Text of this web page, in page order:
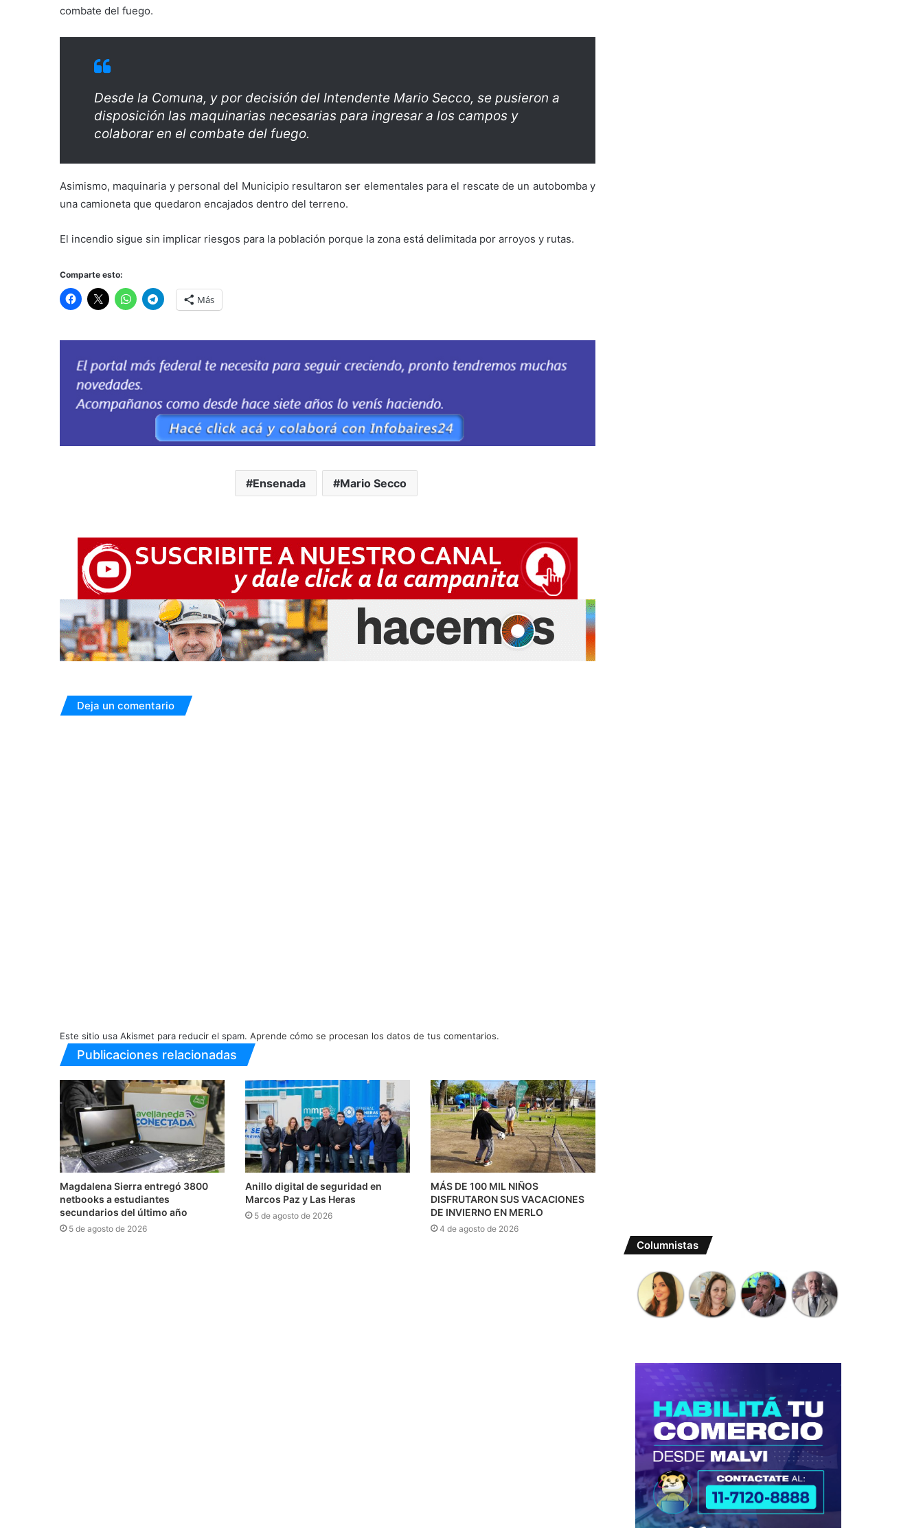
combate del fuego.
Desde la Comuna, y por decisión del Intendente Mario Secco, se pusieron a
disposición las maquinarias necesarias para ingresar a los campos y
colaborar en el combate del fuego.
Asimismo, maquinaria y personal del Municipio resultaron ser elementales para el rescate de un autobomba y
una camioneta que quedaron encajados dentro del terreno.
El incendio sigue sin implicar riesgos para la población porque la zona está delimitada por arroyos y rutas.
Comparte esto:
Más
Ensenada Mario Secco
Deja un comentario
Este sitio usa Akismet para reducir el spam. Aprende cómo se procesan los datos de tus comentarios.
Publicaciones relacionadas
Magdalena Sierra entregó 3800
netbooks a estudiantes
secundarios del último año
5 de agosto de 2026
Anillo digital de seguridad en
Marcos Paz y Las Heras
5 de agosto de 2026
MÁS DE 100 MIL NIÑOS
DISFRUTARON SUS VACACIONES
DE INVIERNO EN MERLO
4 de agosto de 2026
Columnistas